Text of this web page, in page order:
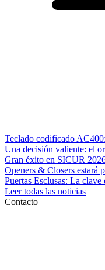
Teclado codificado
Una decisión valiente: el
Gran éxito en SICUR
Openers & Closers estará
Puertas Esclusas: La
Leer todas las noticias
Contacto